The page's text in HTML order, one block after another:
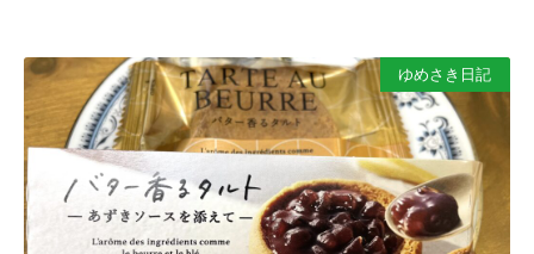
ゆめさき日記